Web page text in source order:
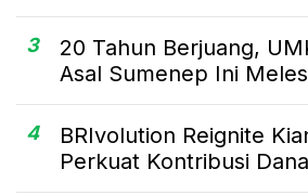
3
20 Tahun Berjuang,
Asal Sumenep Ini
4
BRIvolution Reignite
Perkuat Kontribusi